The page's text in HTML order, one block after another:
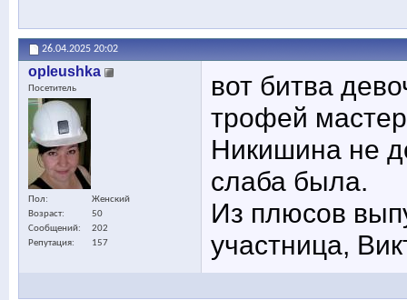
26.04.2025 20:02
opleushka
Посетитель
Пол
Женский
Возраст
50
Сообщений
202
Репутация
157
вот битва
трофей
Никишина не
слаба была.
Из плюсов
участница,